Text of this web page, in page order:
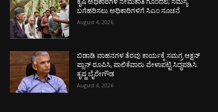
ಕೃಷಿ ಅಧಿಕಾರಿಗಳ ನೇಮಕಾತಿ ಗೊಂದಲ; ಸಮಸ್ಯೆ
ಬಗೆಹರಿಸಲು ಅಧಿಕಾರಿಗಳಿಗೆ ಸಿಎಂ ಸೂಚನೆ
August 4, 2026
ಬಿಡಾಡಿ ವಾಹನಗಳ ತೆರವು ಕಾರ್ಯಕ್ಕೆ ಸಮಗ್ರ ಆಕ್ಷನ್
ಪ್ಲಾನ್ ರೂಪಿಸಿ, ಪಾಲಿಕೆವಾರು ವೇಳಾಪಟ್ಟಿ ಸಿದ್ಧಪಡಿಸಿ:
ಕೃಷ್ಣ ಬೈರೇಗೌಡ
August 4, 2026